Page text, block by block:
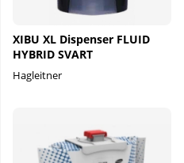
XIBU XL Dispenser FLUID
HYBRID SVART
Hagleitner